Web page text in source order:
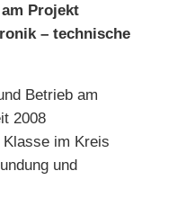
Projekt
– technische
Betrieb am
2008
im Kreis
und